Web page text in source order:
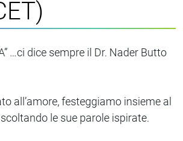
…ci dice sempre il Dr. Nader Butto
all’amore, festeggiamo insieme al
le sue parole ispirate.